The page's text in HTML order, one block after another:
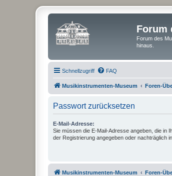
Forum
Forum des
hinaus.
Schnellzugriff FAQ
Musikinstrumenten-Museum Foren-
Passwort zurücksetzen
E-Mail-Adresse:
Sie müssen die E-Mail-Adresse angeben, die in
der Registrierung angegeben oder nachträglich
Musikinstrumenten-Museum Foren-